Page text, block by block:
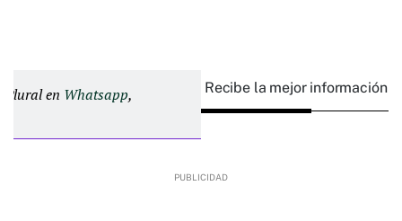
Plural en Whatsapp, Recibe la mejor información